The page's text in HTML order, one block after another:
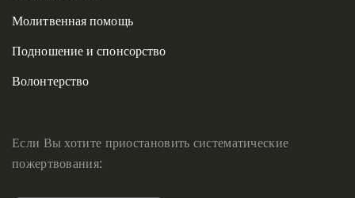
Молитвенная помощь
Подношение и спонсорство
Волонтерство
Если Вы хотите приостановить систематические
пожертвования: